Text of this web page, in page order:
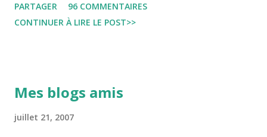
التي قضاها تحفظيا . هذه الممارسات تسبب كوارث اجتماعية واقتصادية
و تجعل المواطن يحقد على المنظومة القضائية و يحس بالظلم و القهر
regard des Lignes directrices Luanda"
PARTAGER
96 COMMENTAIRES
CONTINUER À LIRE LE POST>>
Mes blogs amis
juillet 21, 2007